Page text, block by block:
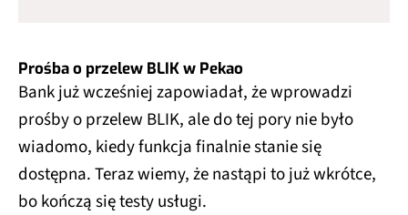
Prośba o przelew BLIK w Pekao
Bank już wcześniej zapowiadał, że wprowadzi
prośby o przelew BLIK, ale do tej pory nie było
wiadomo, kiedy funkcja finalnie stanie się
dostępna. Teraz wiemy, że nastąpi to już wkrótce,
bo kończą się testy usługi.